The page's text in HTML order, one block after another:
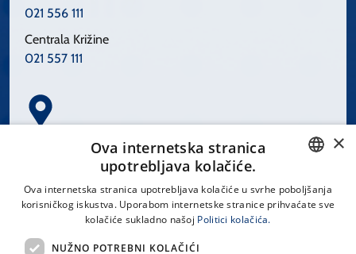
021 556 111
Centrala Križine
021 557 111
Spinčićeva 1, 21000 Split
CROATIAN
×
Ova internetska stranica
upotrebljava kolačiće.
Ova internetska stranica upotrebljava kolačiće u svrhe poboljšanja
korisničkog iskustva. Uporabom internetske stranice prihvaćate sve
kolačiće sukladno našoj Politici kolačića.
NUŽNO POTREBNI KOLAČIĆI